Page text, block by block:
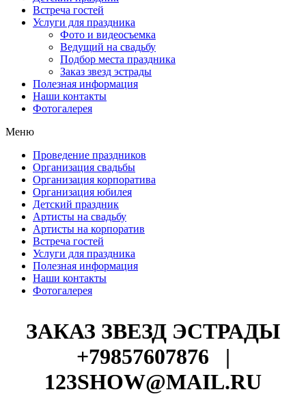
Встреча гостей
Услуги для праздника
Фото и видеосъемка
Ведущий на свадьбу
Подбор места праздника
Заказ звезд эстрады
Полезная информация
Наши контакты
Фотогалерея
Меню
Проведение праздников
Организация свадьбы
Организация корпоратива
Организация юбилея
Детский праздник
Артисты на свадьбу
Артисты на корпоратив
Встреча гостей
Услуги для праздника
Полезная информация
Наши контакты
Фотогалерея
ЗАКАЗ ЗВЕЗД ЭСТРАДЫ
+79857607876
|
123SHOW@MAIL.RU